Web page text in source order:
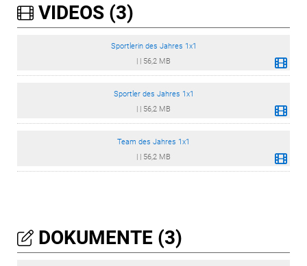
VIDEOS (3)
Sportlerin des Jahres 1x1
56,2 MB
Sportler des Jahres 1x1
56,2 MB
Team des Jahres 1x1
56,2 MB
DOKUMENTE (3)